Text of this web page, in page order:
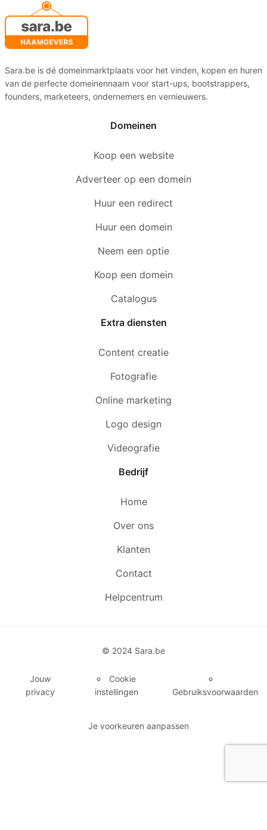
Sara.be is dé domeinmarktplaats voor het vinden, kopen en huren
van de perfecte domeinennaam voor start-ups, bootstrappers,
founders, marketeers, ondernemers en vernieuwers.
Domeinen
Koop een website
Adverteer op een domein
Huur een redirect
Huur een domein
Neem een optie
Koop een domein
Catalogus
Extra diensten
Content creatie
Fotografie
Online marketing
Logo design
Videografie
Bedrijf
Home
Over ons
Klanten
Contact
Helpcentrum
© 2024 Sara.be
Jouw
privacy
Cookie
instellingen
Gebruiksvoorwaarden
Je voorkeuren aanpassen